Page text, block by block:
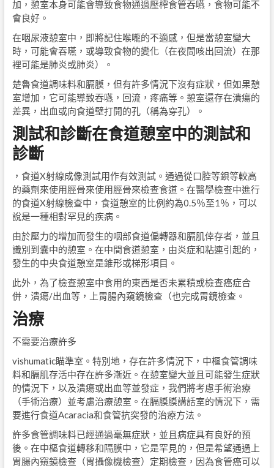
加，憩室本身可能會導致食物通過壓榨食管吞嚥，食物可能不
會良好。
在咽尿液憩室中，即將記住喉嚨的不適感，但是當憩室變大
時，可能會吞嚥，或導致食物的變化（在夜間咳出回流）在那
裡可能是肺炎或肺炎）。
楚魯食道調味料和膈膜，但有許多情況下沒有症狀，但如果憩
室增加，它可能導致吞嚥，回流，疼痛等。憩室還存在潰瘍的
差異，出血或向食道壁打開的孔（稱為穿孔）。
測試和診斷在食道憩室中的測試和
診斷
，食道X射線成像測試用作有效測試。通過從口腔等鋇等較高
的藥劑來使用脛骨來使用脛骨來檢查食道。在醫學檢查中進行
的食道X射線檢查中，食道憩室的比例約為0.5％至1％，可以
說是一種相對罕見的疾病。
由於壓力的增加而發生的咽部食道偏轉器和膈肌倖存者，並且
識別到囊中的憩室。在中間食道憩室，由炎症和粘連引起的，
發生的中央食道憩室是錐形或梯形項目。
此外，為了檢查憩室中食用的東西是否未累積或檢查癌症合
併，潰瘍/出血等，上胃腸內窺鏡檢查（也完成胃鏡檢查。
治療
不需要治療許多
vishumatic瞄準室。特別地，存在許多情況下，中樞食管調味
料和膈肌存活中存在許多漸近。在憩室變大並且可能發生症狀
的情況下，以及潰瘍或出血等並發症，我們將考慮手術治療
（手術治療）並考慮治療憩室。在膈膜膜講話室的情況下，需
要進行食道Acaracia和食管抗突發的治療方法。
許多食管調味料已經通過毫無症狀，並且病症具有良好的預
後。在中樞食道轉移和隔膜中，它是罕見的，但是希望通過上
胃腸內窺鏡檢查（胃攝像機檢查）定期檢查，因為食管癌可以